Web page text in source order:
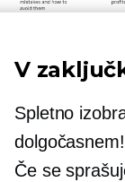
V
Spletno
Če se